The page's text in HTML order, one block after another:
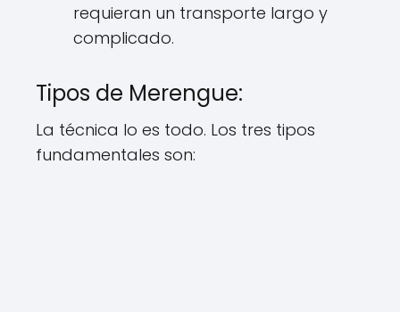
requieran un transporte largo y
complicado.
Tipos de Merengue:
La técnica lo es todo. Los tres tipos
fundamentales son: